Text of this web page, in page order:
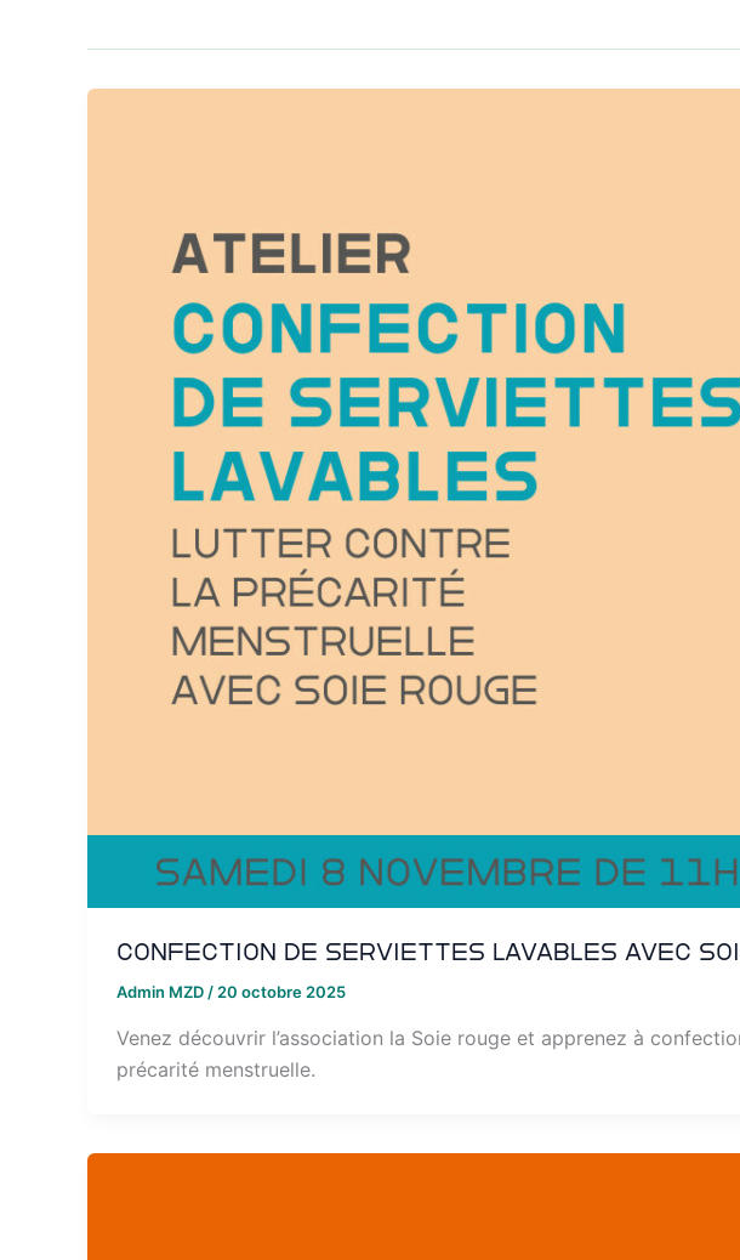
Confection de serviettes lavables avec
Admin MZD / 20 octobre 2025
Venez découvrir l’association la Soie rouge et apprenez à
précarité menstruelle.